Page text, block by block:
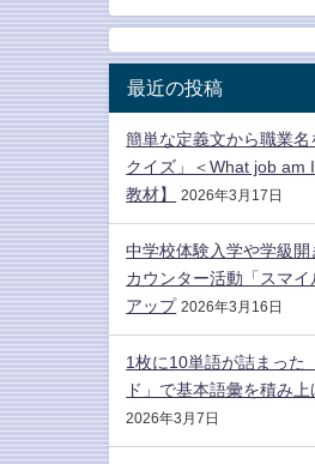
最近の投稿
簡単な定義文から職業
クイズ」＜What job am
教材】
2026年3月17日
中学校体験入学や学級
カウンター活動「スマ
アップ 2026年3月16日
1枚に10単語が詰まった
ド」で基本語彙を積み上
2026年3月7日